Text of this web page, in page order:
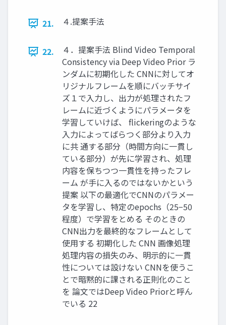
21. ４.提案手法
22.
４．提案手法 Blind Video Temporal
Consistency via Deep Video Prior ラ
ンダムに初期化した CNNに対してオ
リジナルフレームを順にバッチサイ
ズ１で入力し、出力が処理されたフ
レームに近づくようにパラメータを
学習していけば、 flickeringのような
入力によってばらつく部分より入力
に共 通する部分（時間方向に一貫し
ている部分）が先に学習され、処理
内容を保ちつつ一貫性を持ったフレ
ーム が手に入るのではないかという
提案 以下の最適化でCNNのパラメー
タを学習し、特定のepochs（25−50
程度）で学習をとめる そのときの
CNN出力を最終的なフレームとして
使用する 初期化した CNN 画像処理
処理内容の損失のみ、明示的に一貫
性については設けない CNNを使うこ
とで暗黙的に課される正則化のこと
を 論文ではDeep Video Priorと呼ん
でいる 22